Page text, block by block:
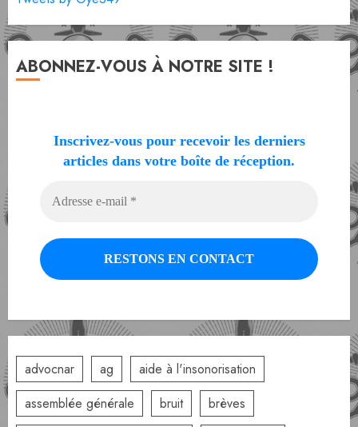
ABONNEZ-VOUS À NOTRE SITE !
Inscrivez-vous pour recevoir les derniers
articles dans votre boîte de réception.
advocnar ag
aide à l'insonorisation
assemblée générale
bruit
brèves